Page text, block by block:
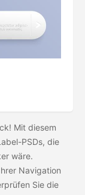
Mit diesem
PSDs, die
wäre.
Navigation
Sie die